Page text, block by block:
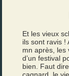
Et les vieux
ils sont ravis
mn après, les
d’un festival
bien. Faut